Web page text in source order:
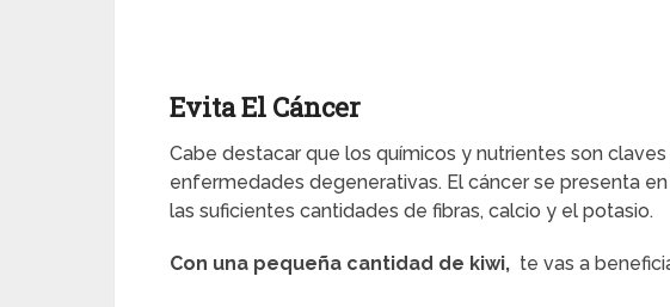
Evita El Cáncer
Cabe destacar que los químicos y nutrientes son
enfermedades degenerativas. El cáncer se presenta
las suficientes cantidades de fibras, calcio y el potasio.
Con una pequeña cantidad de kiwi, te vas a